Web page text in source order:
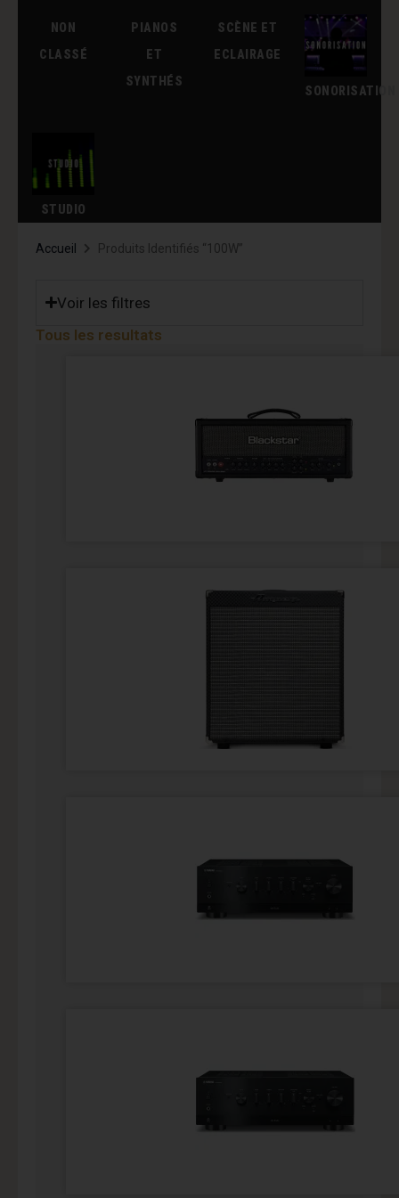
NON
CLASSÉ
PIANOS
ET
SYNTHÉS
SCÈNE ET
ECLAIRAGE
SONORISATION
STUDIO
Accueil Produits Identifiés “100W”
Voir les filtres
Tous les resultats